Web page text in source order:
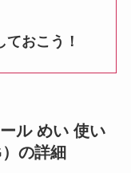
ておこう！
ル めい 使い
の詳細